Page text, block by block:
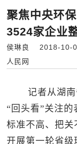
聚焦中央环
3524家企业
侯琳良 2018-10-
人民网
记者从湖南
“回头看”关注的
标准不高、把关
开展第一轮省级